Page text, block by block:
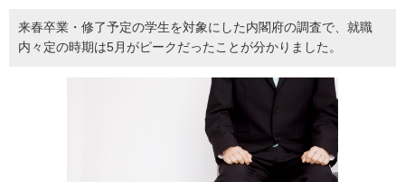
来春卒業・修了予定の学生を対象にした内閣府の調査で、就職
内々定の時期は5月がピークだったことが分かりました。